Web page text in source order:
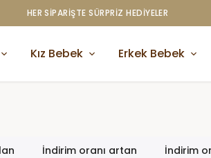
HER SİPARİŞTE SÜRPRİZ HEDİYELER
Kız Bebek Erkek Bebek
İndirim oranı artan İndirim